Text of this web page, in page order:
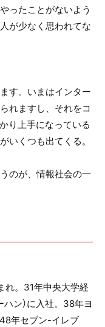
ったことがないよう
が少なく思われてな
す。いまはインター
れますし、それをコ
り上手になっている
いくつも出てくる。
のが、情報社会の一
。31年中央大学経
ン）に入社。38年ヨ
48年セブン-イレブ